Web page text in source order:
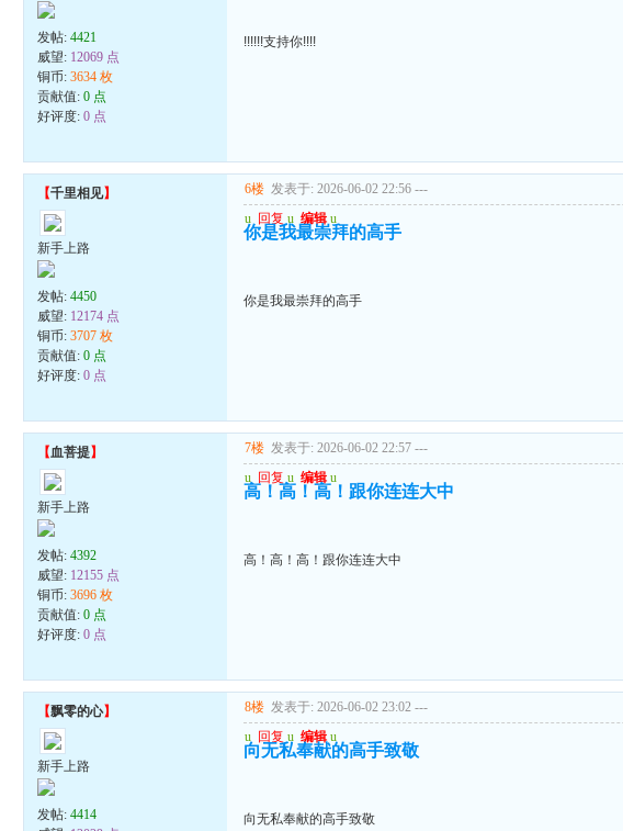
发帖:4421
威望: 12069 点
铜币:3634 枚
贡献值:0 点
好评度:0 点
!!!!!!支持你!!!!
【千里相见】
新手上路
发帖:4450
威望: 12174 点
铜币:3707 枚
贡献值:0 点
好评度:0 点
6楼 发表于: 2026-06-02 22:56 ---
u 回复 u 编辑 u
你是我最崇拜的高手
你是我最崇拜的高手
【血菩提】
新手上路
发帖:4392
威望: 12155 点
铜币:3696 枚
贡献值:0 点
好评度:0 点
7楼 发表于: 2026-06-02 22:57 ---
u 回复 u 编辑 u
高！高！高！跟你连连大中
高！高！高！跟你连连大中
【飘零的心】
新手上路
发帖:4414
8楼 发表于: 2026-06-02 23:02 ---
u 回复 u 编辑 u
向无私奉献的高手致敬
向无私奉献的高手致敬